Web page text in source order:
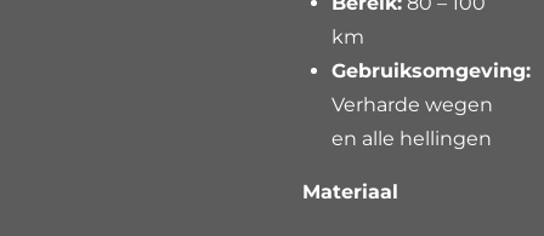
km
Gebruiksomgeving:
Verharde wegen
en alle hellingen
Materiaal